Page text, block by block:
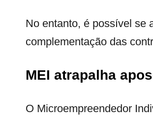
No entanto, é possível se
complementação das
MEI atrapalha
O Microempreendedor